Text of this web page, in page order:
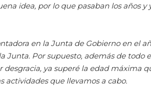
idea, por lo que pasaban los años y
en la Junta de Gobierno en el
Por supuesto, además de todo
ya superé la edad máxima
actividades que llevamos a cabo.